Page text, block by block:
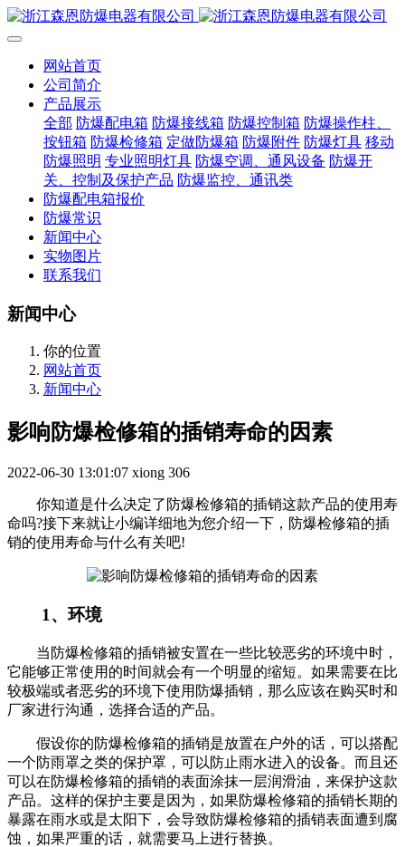
网站首页
公司简介
产品展示
全部 防爆配电箱 防爆接线箱 防爆控制箱 防爆操作柱、
按钮箱 防爆检修箱 定做防爆箱 防爆附件 防爆灯具 移动
防爆照明 专业照明灯具 防爆空调、通风设备 防爆开
关、控制及保护产品 防爆监控、通讯类
防爆配电箱报价
防爆常识
新闻中心
实物图片
联系我们
新闻中心
你的位置
网站首页
新闻中心
影响防爆检修箱的插销寿命的因素
2022-06-30 13:01:07 xiong 306
你知道是什么决定了防爆检修箱的插销这款产品的使用寿
命吗?接下来就让小编详细地为您介绍一下，防爆检修箱的插
销的使用寿命与什么有关吧!
1、环境
当防爆检修箱的插销被安置在一些比较恶劣的环境中时，
它能够正常使用的时间就会有一个明显的缩短。如果需要在比
较极端或者恶劣的环境下使用防爆插销，那么应该在购买时和
厂家进行沟通，选择合适的产品。
假设你的防爆检修箱的插销是放置在户外的话，可以搭配
一个防雨罩之类的保护罩，可以防止雨水进入的设备。而且还
可以在防爆检修箱的插销的表面涂抹一层润滑油，来保护这款
产品。这样的保护主要是因为，如果防爆检修箱的插销长期的
暴露在雨水或是太阳下，会导致防爆检修箱的插销表面遭到腐
蚀，如果严重的话，就需要马上进行替换。